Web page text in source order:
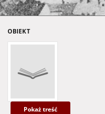
OBIEKT
Pokaż treść